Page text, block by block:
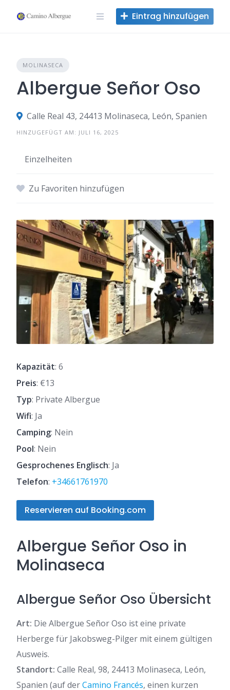
Inhalt
Eintrag hinzufügen
MOLINASECA
Albergue Señor Oso
Calle Real 43, 24413 Molinaseca, León, Spanien
HINZUGEFÜGT AM: JULI 16, 2025
Einzelheiten
Zu Favoriten hinzufügen
Kapazität: 6
Preis: €13
Typ: Private Albergue
Wifi: Ja
Camping: Nein
Pool: Nein
Gesprochenes Englisch: Ja
Telefon: +34661761970
Reservieren auf Booking.com
Albergue Señor Oso in
Molinaseca
Albergue Señor Oso Übersicht
Art: Die Albergue Señor Oso ist eine private
Herberge für Jakobsweg-Pilger mit einem gültigen
Ausweis.
Standort: Calle Real, 98, 24413 Molinaseca, León,
Spanien (auf derCamino Francés, einen kurzen